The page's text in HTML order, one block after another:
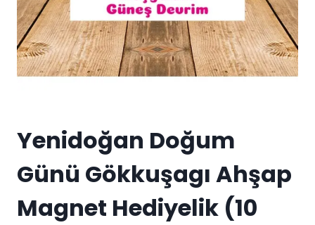
Yenidoğan Doğum
Günü Gökkuşagı Ahşap
Magnet Hediyelik (10